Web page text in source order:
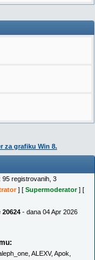
za grafiku Win 8.
95 registrovanih, 3
] [ Supermoderator] [
20624 - dana 04 Apr 2026
ALEXV, Apok